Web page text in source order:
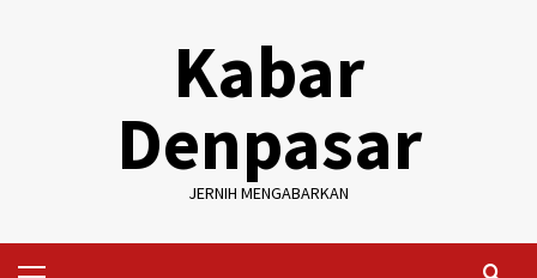
Kabar
Denpasar
JERNIH MENGABARKAN